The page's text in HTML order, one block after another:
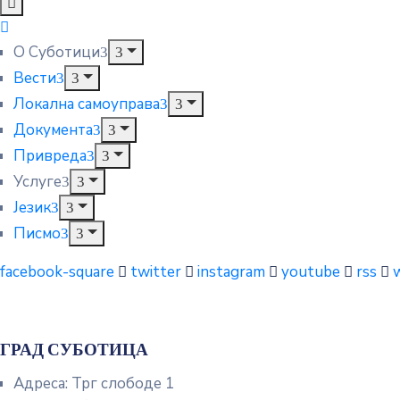
О Суботици
Вести
Локална самоуправа
Документа
Привреда
Услуге
Језик
Писмо
facebook-square
twitter instagram youtube rss
ГРАД СУБОТИЦА
Адреса: Трг слободе 1